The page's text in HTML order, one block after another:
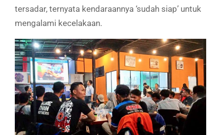
tersadar, ternyata kendaraannya ‘sudah siap’ untuk
mengalami kecelakaan.